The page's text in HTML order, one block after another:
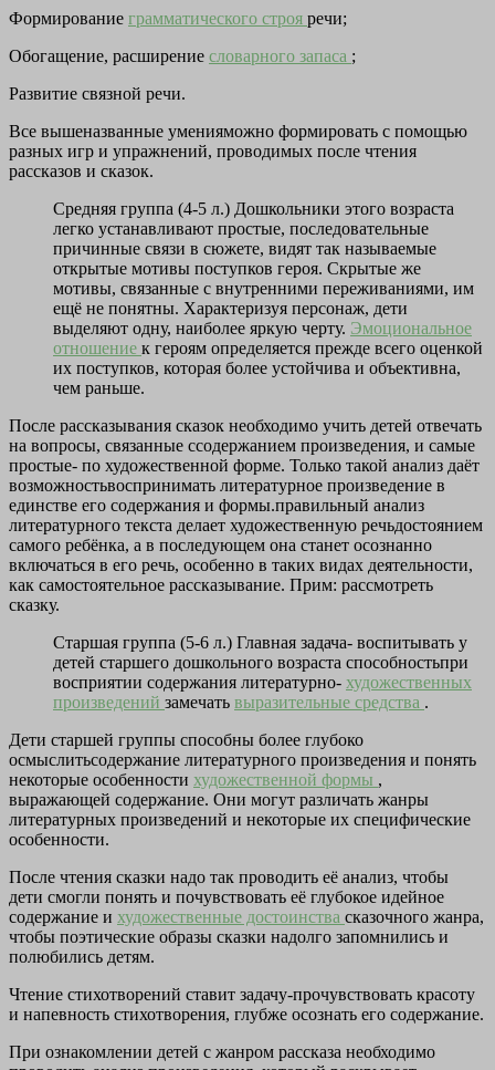
Формирование грамматического строя речи;
Обогащение, расширение словарного запаса ;
Развитие связной речи.
Все вышеназванные уменияможно формировать с помощью
разных игр и упражнений, проводимых после чтения
рассказов и сказок.
Средняя группа (4-5 л.) Дошкольники этого возраста
легко устанавливают простые, последовательные
причинные связи в сюжете, видят так называемые
открытые мотивы поступков героя. Скрытые же
мотивы, связанные с внутренними переживаниями, им
ещё не понятны. Характеризуя персонаж, дети
выделяют одну, наиболее яркую черту. Эмоциональное
отношение к героям определяется прежде всего оценкой
их поступков, которая более устойчива и объективна,
чем раньше.
После рассказывания сказок необходимо учить детей отвечать
на вопросы, связанные ссодержанием произведения, и самые
простые- по художественной форме. Только такой анализ даёт
возможностьвоспринимать литературное произведение в
единстве его содержания и формы.правильный анализ
литературного текста делает художественную речьдостоянием
самого ребёнка, а в последующем она станет осознанно
включаться в его речь, особенно в таких видах деятельности,
как самостоятельное рассказывание. Прим: рассмотреть
сказку.
Старшая группа (5-6 л.) Главная задача- воспитывать у
детей старшего дошкольного возраста способностьпри
восприятии содержания литературно- художественных
произведений замечать выразительные средства .
Дети старшей группы способны более глубоко
осмыслитьсодержание литературного произведения и понять
некоторые особенности художественной формы ,
выражающей содержание. Они могут различать жанры
литературных произведений и некоторые их специфические
особенности.
После чтения сказки надо так проводить её анализ, чтобы
дети смогли понять и почувствовать её глубокое идейное
содержание и художественные достоинства сказочного жанра,
чтобы поэтические образы сказки надолго запомнились и
полюбились детям.
Чтение стихотворений ставит задачу-прочувствовать красоту
и напевность стихотворения, глубже осознать его содержание.
При ознакомлении детей с жанром рассказа необходимо